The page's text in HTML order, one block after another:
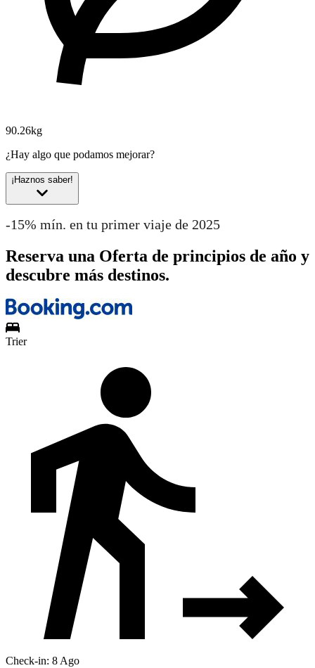
90.26kg
¿Hay algo que podamos mejorar?
¡Haznos saber!
-15% mín. en tu primer viaje de 2025
Reserva una Oferta de principios de año y
descubre más destinos.
Trier
Check-in: 8 Ago